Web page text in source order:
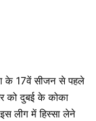
के 17वें सीजन से पहले
को दुबई के कोका
लीग में हिस्सा लेने